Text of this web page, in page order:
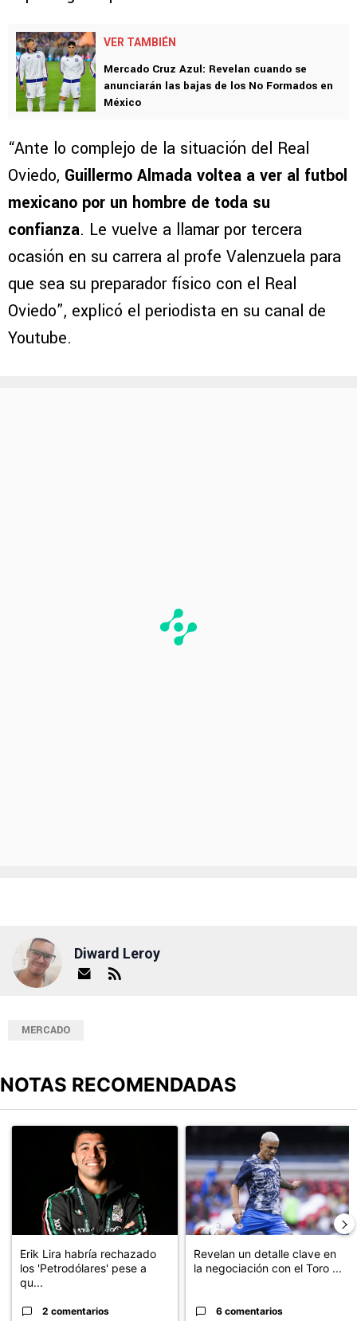
VER TAMBIÉN
Mercado Cruz Azul: Revelan cuando se
anunciarán las bajas de los No Formados en
México
“Ante lo complejo de la situación del Real
Oviedo, Guillermo Almada voltea a ver al futbol
mexicano por un hombre de toda su
confianza. Le vuelve a llamar por tercera
ocasión en su carrera al profe Valenzuela para
que sea su preparador físico con el Real
Oviedo”, explicó el periodista en su canal de
Youtube.
Diward Leroy
MERCADO
NOTAS RECOMENDADAS
Un artículo de tendencia con el título "Erik Lira habría
Erik Lira habría rechazado
los 'Petrodólares' pese a
qu...
2 comentarios
Un artículo de tendencia con
Revelan un detalle clave en
la negociación con el Toro ...
6 comentarios